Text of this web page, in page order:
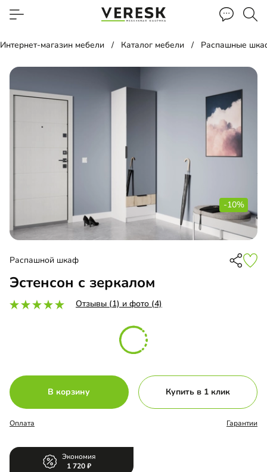
Интернет-магазин мебели Каталог мебели Распашные
-10%
Распашной шкаф
Эстенсон с зеркалом
Отзывы (1) и фото (4)
В корзину Купить в 1 клик
Оплата Гарантии
Экономия
1 720